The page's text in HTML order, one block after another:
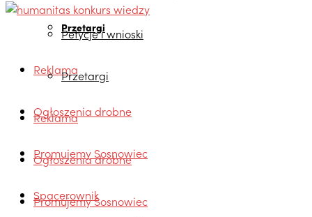
Przetargi
Reklama
Ogłoszenia drobne
Promujemy Sosnowiec
Spacerownik
Petycje i wnioski
Przetargi
Reklama
Ogłoszenia drobne
Promujemy Sosnowiec